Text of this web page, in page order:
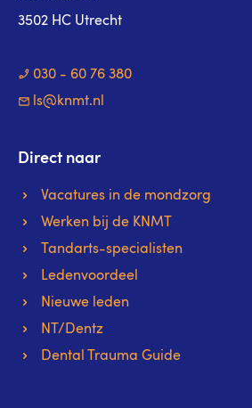
3502 HC Utrecht
030 - 60 76 380
ls@knmt.nl
Direct naar
Vacatures in de mondzorg
Werken bij de KNMT
Tandarts-specialisten
Ledenvoordeel
Nieuwe leden
NT/Dentz
Dental Trauma Guide